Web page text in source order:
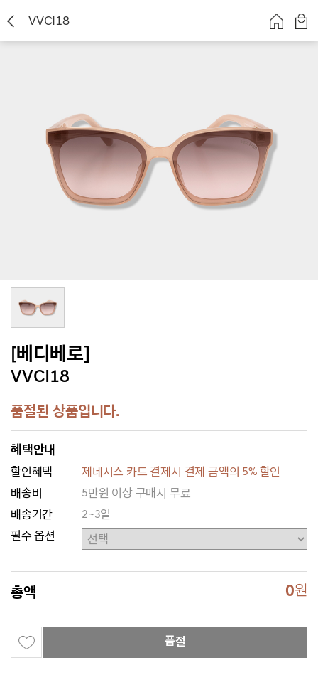
VVCI18
[베디베로]
VVCI18
품절된 상품입니다.
혜택안내
할인혜택
제네시스 카드 결제시 결제 금액의 5% 할인
배송비
5만원 이상 구매시 무료
배송기간
2~3일
필수 옵션
총액 0원
품절